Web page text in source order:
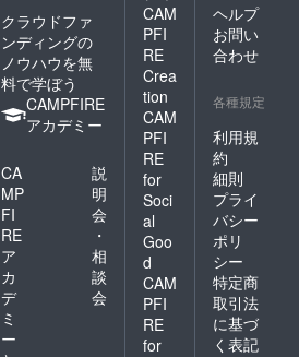
クラウドファ
ンディングの
ノウハウを無
料で学ぼう
CAMPFIRE
アカデミー
CA
MP
FI
RE
ア
カ
デ
ミ
ー
説
明
会
・
相
談
会
CAM
PFI
RE
Crea
tion
CAM
PFI
RE
for
Soci
al
Goo
d
CAM
PFI
RE
for
ヘルプ
お問い
合わせ
各種規定
利用規
約
細則
プライ
バシー
ポリ
シー
特定商
取引法
に基づ
く表記